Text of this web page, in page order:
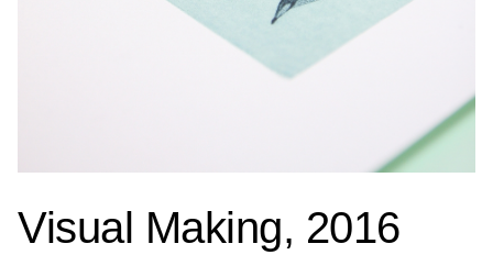
Visual Making, 2016